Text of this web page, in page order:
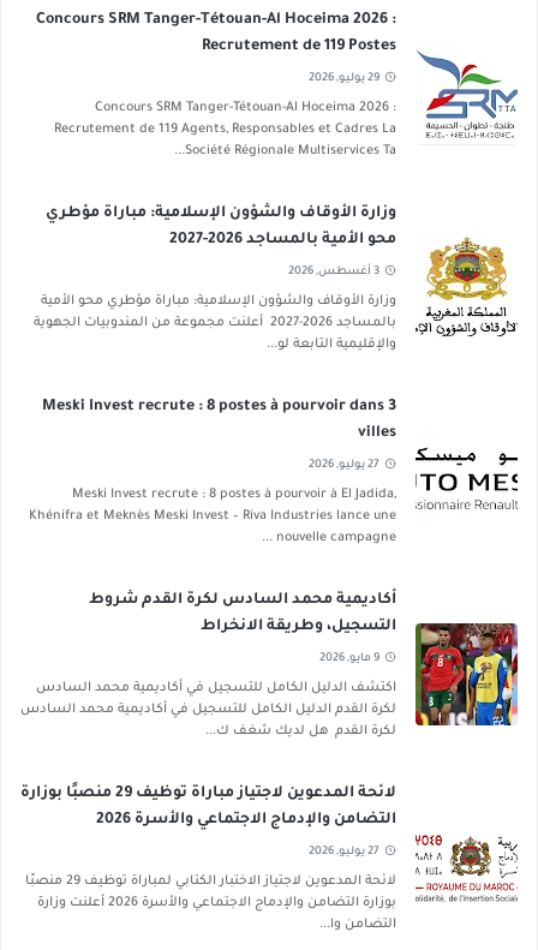
Concours SRM Tanger-Tétouan-Al Hoceima 2026 :
Recrutement de 119 Postes
29 يوليو, 2026
Concours SRM Tanger-Tétouan-Al Hoceima 2026 :
Recrutement de 119 Agents, Responsables et Cadres La
Société Régionale Multiservices Ta...
وزارة الأوقاف والشؤون الإسلامية: مباراة مؤطري
محو الأمية بالمساجد 2026-2027
3 أغسطس, 2026
وزارة الأوقاف والشؤون الإسلامية: مباراة مؤطري محو الأمية
بالمساجد 2026-2027 أعلنت مجموعة من المندوبيات الجهوية
والإقليمية التابعة لو...
Meski Invest recrute : 8 postes à pourvoir dans 3
villes
27 يوليو, 2026
Meski Invest recrute : 8 postes à pourvoir à El Jadida,
Khénifra et Meknès Meski Invest – Riva Industries lance une
nouvelle campagne ...
أكاديمية محمد السادس لكرة القدم شروط
التسجيل، وطريقة الانخراط
9 مايو, 2026
اكتشف الدليل الكامل للتسجيل في أكاديمية محمد السادس
لكرة القدم الدليل الكامل للتسجيل في أكاديمية محمد السادس
لكرة القدم هل لديك شغف ك...
لائحة المدعوين لاجتياز مباراة توظيف 29 منصبًا بوزارة
التضامن والإدماج الاجتماعي والأسرة 2026
27 يوليو, 2026
لائحة المدعوين لاجتياز الاختبار الكتابي لمباراة توظيف 29 منصبًا
بوزارة التضامن والإدماج الاجتماعي والأسرة 2026 أعلنت وزارة
التضامن وا...